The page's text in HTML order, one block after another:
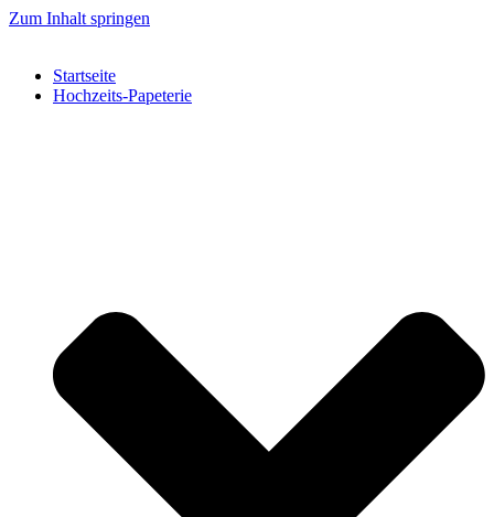
Zum Inhalt springen
Startseite
Hochzeits-Papeterie